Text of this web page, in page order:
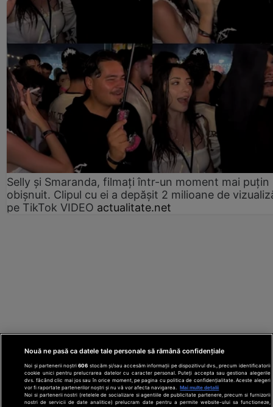
Selly și Smaranda, filmați într-un moment mai puțin
obișnuit. Clipul cu ei a depășit 2 milioane de
pe TikTok VIDEO actualitate.net
Nouă ne pasă ca datele tale personale să rămână confidențiale
Noi și partenerii noștri606 stocăm și/sau accesăm informații pe dispozitivul dvs., precum identificatorii
cookie unici pentru prelucrarea datelor cu caracter personal. Puteți accepta sau gestiona alegerile
dvs. făcând clic mai jos sau în orice moment, pe pagina cu politica de confidențialitate. Aceste alegeri
vor fi raportate partenerilor noștri și nu vă vor afecta navigarea.
Mai multe detalii
Noi si partenerii nostri (retelele de socializare si agentiile de publicitate partenere, precum si furnizorii
nostri de servicii de date analitice) prelucram date pentru a permite website-ului sa functioneze,